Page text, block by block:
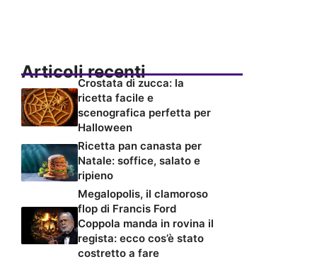
Articoli recenti
Crostata di zucca: la
ricetta facile e
scenografica perfetta per
Halloween
Ricetta pan canasta per
Natale: soffice, salato e
ripieno
Megalopolis, il clamoroso
flop di Francis Ford
Coppola manda in rovina il
regista: ecco cos’è stato
costretto a fare